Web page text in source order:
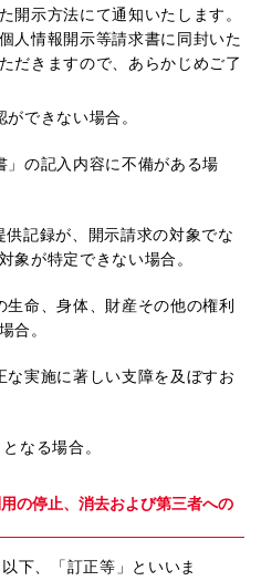
開示方法にて通知いたします。
人情報開示等請求書に同封いた
だきますので、あらかじめご了
できない場合。
」の記入内容に不備がある場
記録が、開示請求の対象でな
象が特定できない場合。
生命、身体、財産その他の権利
合。
な実施に著しい支障を及ぼすお
なる場合。
の停止、消去および第三者への
以下、「訂正等」といいま